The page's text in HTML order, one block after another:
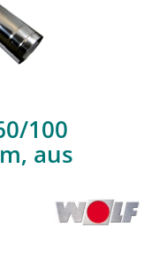
100
aus